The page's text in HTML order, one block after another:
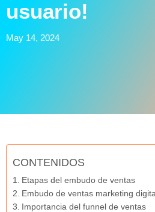
usuario!
May 14, 2024
CONTENIDOS
Etapas del embudo de ventas
Embudo de ventas marketing
Importancia del funnel de ventas